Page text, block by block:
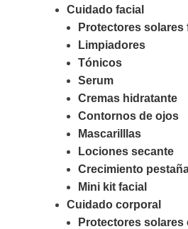
Cuidado facial
Protectores solares
Limpiadores
Tónicos
Serum
Cremas hidratante
Contornos de ojos
Mascarilllas
Lociones secante
Crecimiento
Mini kit facial
Cuidado corporal
Protectores solares